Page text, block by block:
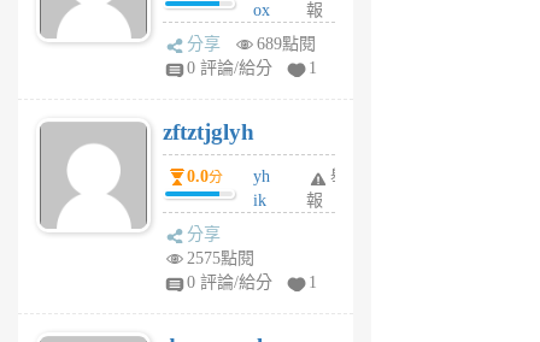
前
ox
rh
pe
月
前
報
分享
689點閱
0 評論/給分
1
zftztjglyh
0.0分
yh
ik
tu
舉
報
分享
2575點閱
0 評論/給分
1